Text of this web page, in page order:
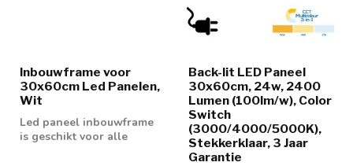
Inbouwframe voor
30x60cm Led Panelen,
Wit
Led paneel inbouwframe
is geschikt voor alle
Back-lit LED Paneel
30x60cm, 24w, 2400
Lumen (100lm/w), Color
Switch
(3000/4000/5000K),
Stekkerklaar, 3 Jaar
Garantie